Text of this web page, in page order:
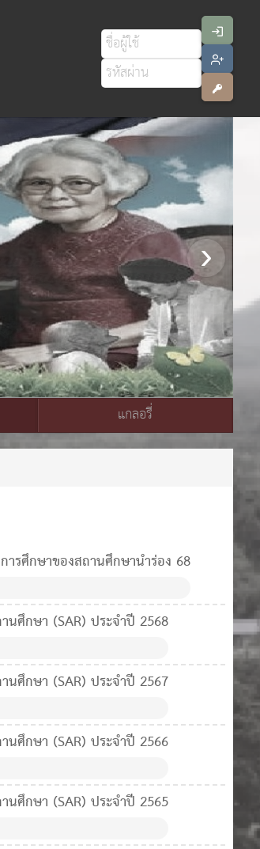
แกลอรี่
รศึกษาของสถานศึกษานำร่อง 68
นศึกษา (SAR) ประจำปี 2568
นศึกษา (SAR) ประจำปี 2567
นศึกษา (SAR) ประจำปี 2566
นศึกษา (SAR) ประจำปี 2565